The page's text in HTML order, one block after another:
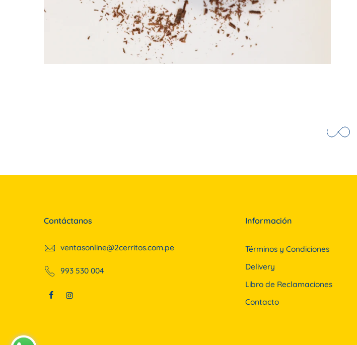
Contáctanos
ventasonline@2cerritos.com.pe
993 530 004
Información
Términos y Condiciones
Delivery
Libro de Reclamaciones
Contacto